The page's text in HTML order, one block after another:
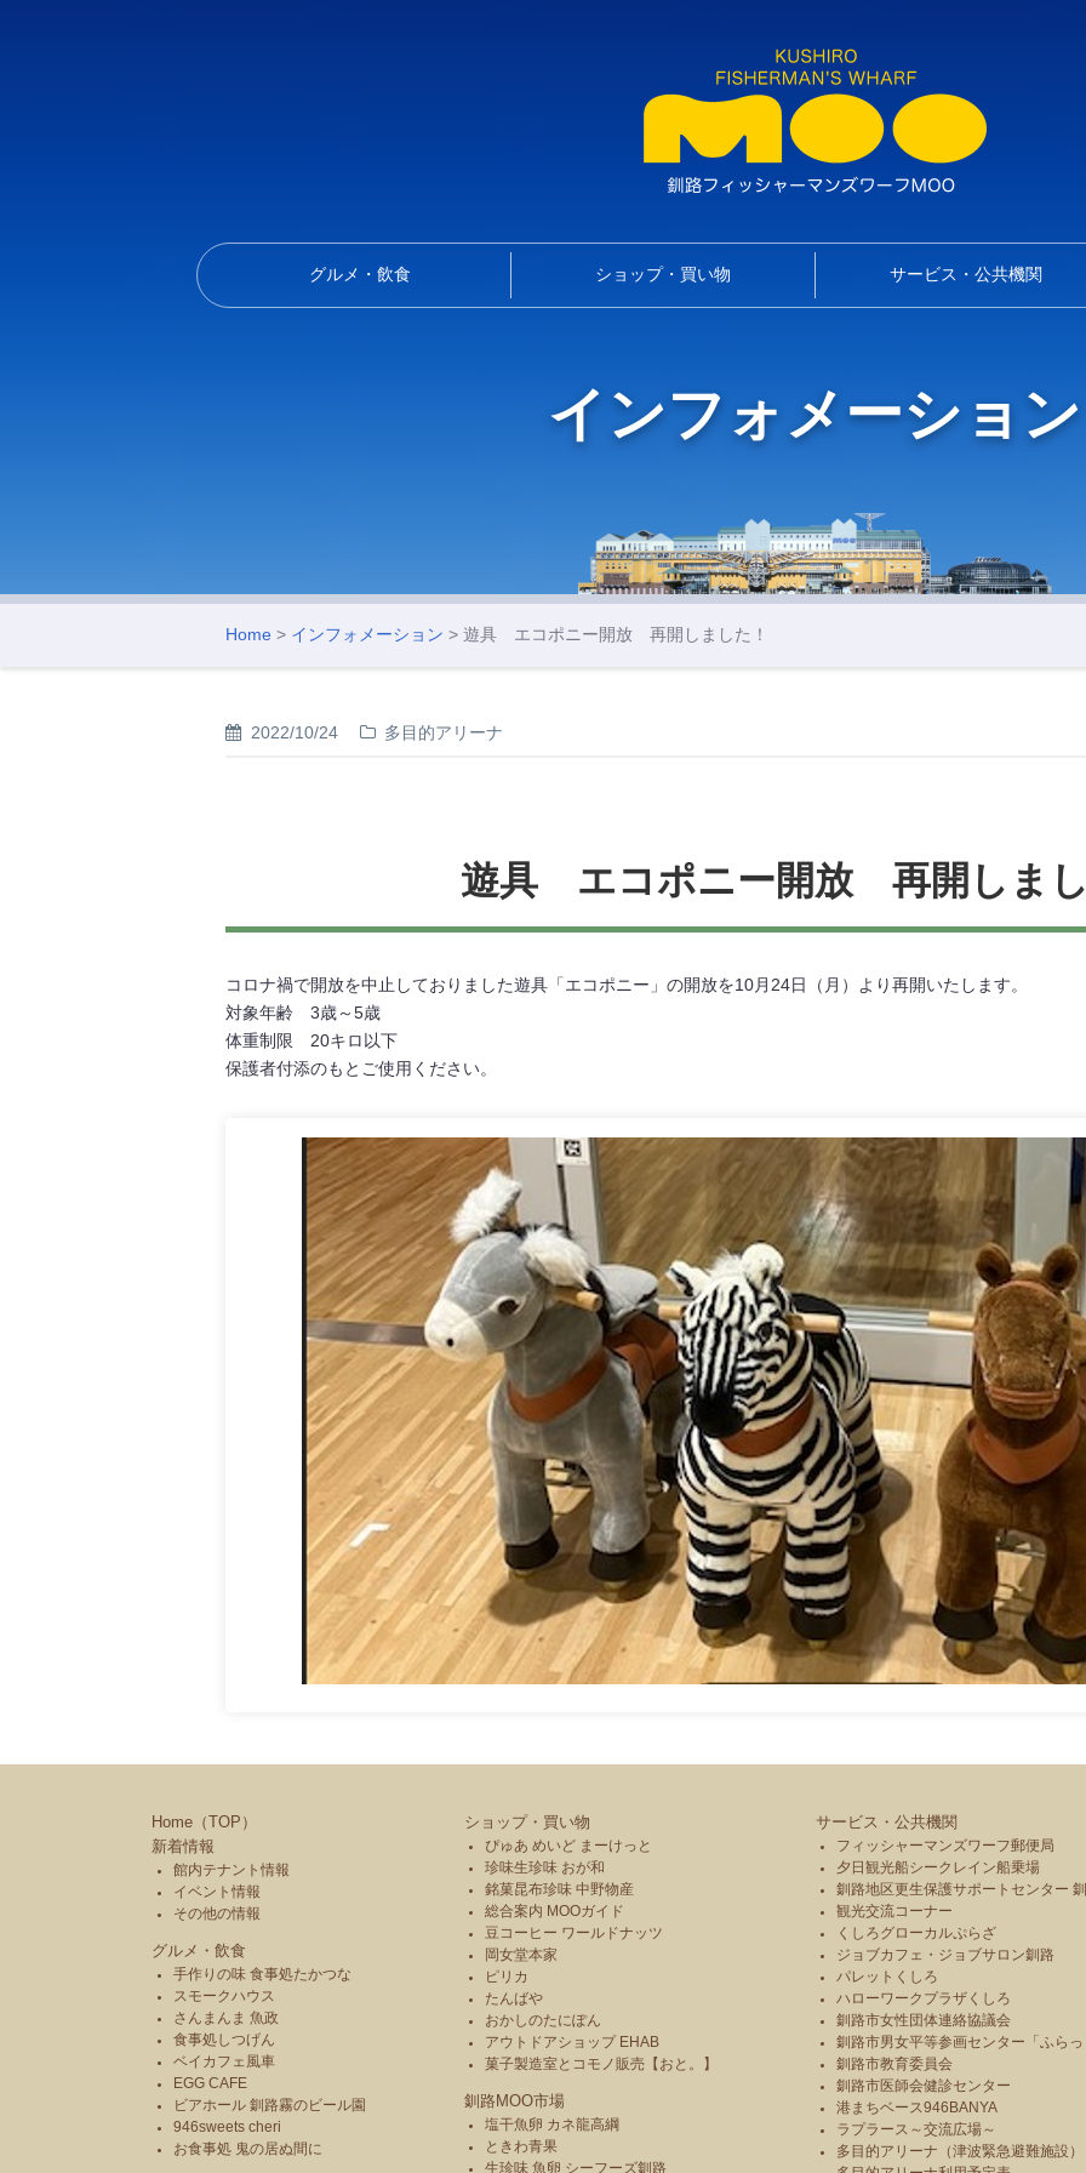
グルメ・飲食 ショップ・買い物 サービス・公共機関
インフォメーション
Home > インフォメーション > 遊具 エコポニー開放 再開しました！
2022/10/24 多目的アリーナ
遊具 エコポニー開放 再開しま
コロナ禍で開放を中止しておりました遊具「エコポニー」の開放を10月24日（月）より再開いたします。
対象年齢 3歳～5歳
体重制限 20キロ以下
保護者付添のもとご使用ください。
Home（TOP）
新着情報
館内テナント情報
イベント情報
その他の情報
グルメ・飲食
手作りの味 食事処たかつな
スモークハウス
さんまんま 魚政
食事処しつげん
ベイカフェ風車
EGG CAFE
ビアホール 釧路霧のビール園
946sweets cheri
お食事処 鬼の居ぬ間に
ショップ・買い物
ぴゅあ めいど まーけっと
珍味生珍味 おが和
銘菓昆布珍味 中野物産
総合案内 MOOガイド
豆コーヒー ワールドナッツ
岡女堂本家
ピリカ
たんばや
おかしのたにぽん
アウトドアショップ EHAB
菓子製造室とコモノ販売【おと。】
釧路MOO市場
塩干魚卵 カネ龍高綱
ときわ青果
生珍味 魚卵 シーフーズ釧路
サービス・公共機関
フィッシャーマンズワーフ郵便局
夕日観光船シークレイン船乗場
釧路地区更生保護サポートセンター
観光交流コーナー
くしろグローカルぷらざ
ジョブカフェ・ジョブサロン釧路
パレットくしろ
ハローワークプラザくしろ
釧路市女性団体連絡協議会
釧路市男女平等参画センター「ふら
釧路市教育委員会
釧路市医師会健診センター
港まちベース946BANYA
ラプラース～交流広場～
多目的アリーナ（津波緊急避難施設）